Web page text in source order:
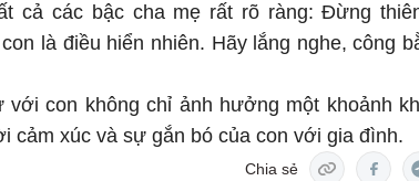
cả các bậc cha mẹ rất rõ ràng: Đừng
là điều hiển nhiên. Hãy lắng nghe, công
con không chỉ ảnh hưởng một khoảnh
cảm xúc và sự gắn bó của con với gia đình.
Chia sẻ